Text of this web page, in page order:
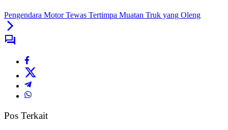
Pengendara Motor Tewas Tertimpa Muatan Truk yang Oleng
Pos Terkait